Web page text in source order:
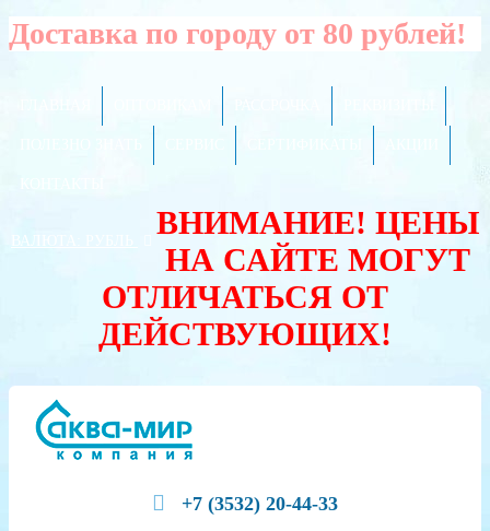
Доставка по городу от 80 рублей!
ВАЛЮТА:
ВНИМАНИЕ! ЦЕНЫ
НА САЙТЕ МОГУТ
ОТЛИЧАТЬСЯ ОТ
ДЕЙСТВУЮЩИХ!
+7 (3532) 20-44-33